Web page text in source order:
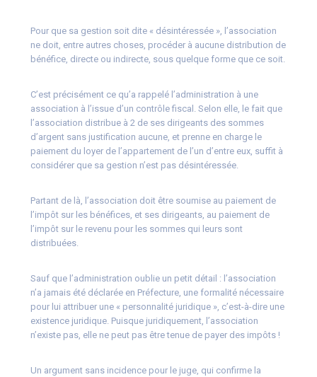
Pour que sa gestion soit dite « désintéressée », l’association
ne doit, entre autres choses, procéder à aucune distribution de
bénéfice, directe ou indirecte, sous quelque forme que ce soit.
C’est précisément ce qu’a rappelé l’administration à une
association à l’issue d’un contrôle fiscal. Selon elle, le fait que
l’association distribue à 2 de ses dirigeants des sommes
d’argent sans justification aucune, et prenne en charge le
paiement du loyer de l’appartement de l’un d’entre eux, suffit à
considérer que sa gestion n’est pas désintéressée.
Partant de là, l’association doit être soumise au paiement de
l’impôt sur les bénéfices, et ses dirigeants, au paiement de
l’impôt sur le revenu pour les sommes qui leurs sont
distribuées.
Sauf que l’administration oublie un petit détail : l’association
n’a jamais été déclarée en Préfecture, une formalité nécessaire
pour lui attribuer une « personnalité juridique », c’est-à-dire une
existence juridique. Puisque juridiquement, l’association
n’existe pas, elle ne peut pas être tenue de payer des impôts !
Un argument sans incidence pour le juge, qui confirme la